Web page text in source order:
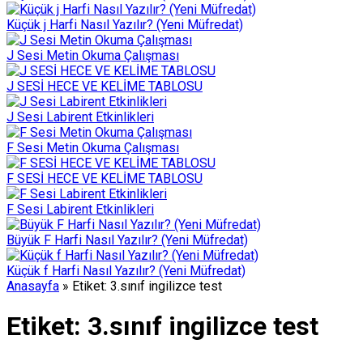
Küçük j Harfi Nasıl Yazılır? (Yeni Müfredat)
J Sesi Metin Okuma Çalışması
J SESİ HECE VE KELİME TABLOSU
J Sesi Labirent Etkinlikleri
F Sesi Metin Okuma Çalışması
F SESİ HECE VE KELİME TABLOSU
F Sesi Labirent Etkinlikleri
Büyük F Harfi Nasıl Yazılır? (Yeni Müfredat)
Küçük f Harfi Nasıl Yazılır? (Yeni Müfredat)
Anasayfa » Etiket: 3.sınıf ingilizce test
Etiket: 3.sınıf ingilizce test